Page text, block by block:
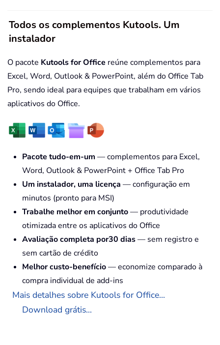
Todos os complementos Kutools. Um
instalador
O pacote Kutools for Office reúne complementos para
Excel, Word, Outlook & PowerPoint, além do Office Tab
Pro, sendo ideal para equipes que trabalham em vários
aplicativos do Office.
Pacote tudo-em-um — complementos para Excel,
Word, Outlook & PowerPoint + Office Tab Pro
Um instalador, uma licença — configuração em
minutos (pronto para MSI)
Trabalhe melhor em conjunto— produtividade
otimizada entre os aplicativos do Office
Avaliação completa por30 dias— sem registro e
sem cartão de crédito
Melhor custo-benefício— economize comparado à
compra individual de add-ins
Mais detalhes sobre Kutools for Office...
Download grátis...